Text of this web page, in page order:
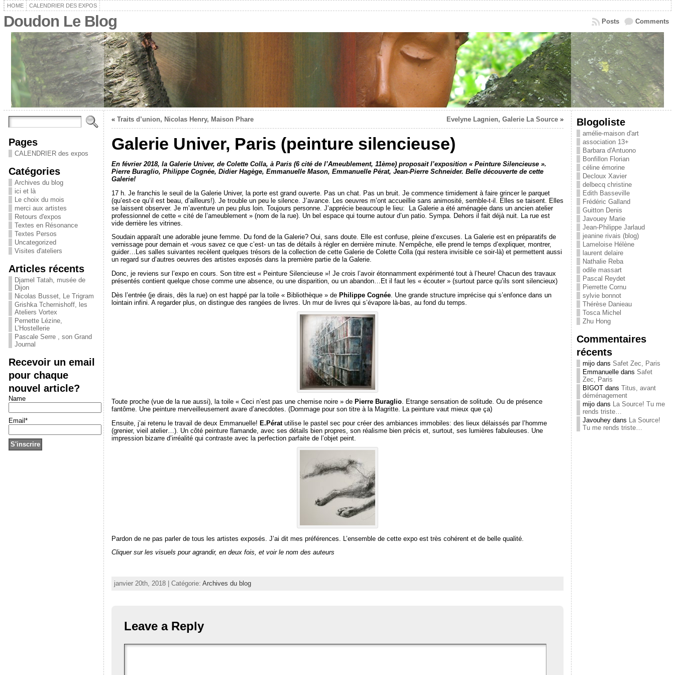
HOME CALENDRIER DES EXPOS
Doudon Le Blog Comments
Posts
Pages
CALENDRIER des expos
Catégories
Archives du blog
ici et là
Le choix du mois
merci aux artistes
Retours d'expos
Textes en Résonance
Textes Persos
Uncategorized
Visites d'ateliers
Articles récents
Djamel Tatah, musée de
Dijon
Nicolas Busset, Le Trigram
Grishka Tchernishoff, les
Ateliers Vortex
Pernette Lézine,
L’Hostellerie
Pascale Serre , son Grand
Journal
Recevoir un email
pour chaque
nouvel article?
Name
Email*
« Traits d’union, Nicolas Henry, Maison Phare Evelyne Lagnien, Galerie La Source»
Galerie Univer, Paris (peinture silencieuse)
En février 2018, la Galerie Univer, de Colette Colla, à Paris (6 cité de l’Ameublement, 11ème) proposait l’exposition « Peinture Silencieuse ».
Pierre Buraglio, Philippe Cognée, Didier Hagège, Emmanuelle Mason, Emmanuelle Pérat, Jean-Pierre Schneider. Belle découverte de cette
Galerie!
17 h. Je franchis le seuil de la Galerie Univer, la porte est grand ouverte. Pas un chat. Pas un bruit. Je commence timidement à faire grincer le parquet
(qu’est-ce qu’il est beau, d’ailleurs!). Je trouble un peu le silence. J’avance. Les oeuvres m’ont accueillie sans animosité, semble-t-il. Elles se taisent. Elles
se laissent observer. Je m’aventure un peu plus loin. Toujours personne. J’apprécie beaucoup le lieu: La Galerie a été aménagée dans un ancien atelier
professionnel de cette « cité de l’ameublement » (nom de la rue). Un bel espace qui tourne autour d’un patio. Sympa. Dehors il fait déjà nuit. La rue est
vide derrière les vitrines.
Soudain apparaît une adorable jeune femme. Du fond de la Galerie? Oui, sans doute. Elle est confuse, pleine d’excuses. La Galerie est en préparatifs de
vernissage pour demain et -vous savez ce que c’est- un tas de détails à régler en dernière minute. N’empêche, elle prend le temps d’expliquer, montrer,
guider…Les salles suivantes recèlent quelques trésors de la collection de cette Galerie de Colette Colla (qui restera invisible ce soir-là) et permettent aussi
un regard sur d’autres oeuvres des artistes exposés dans la première partie de la Galerie.
Donc, je reviens sur l’expo en cours. Son titre est « Peinture Silencieuse »! Je crois l’avoir étonnamment expérimenté tout à l’heure! Chacun des travaux
présentés contient quelque chose comme une absence, ou une disparition, ou un abandon…Et il faut les « écouter » (surtout parce qu’ils sont silencieux)
Dès l’entrée (je dirais, dès la rue) on est happé par la toile « Bibliothèque » de Philippe Cognée. Une grande structure imprécise qui s’enfonce dans un
lointain infini. A regarder plus, on distingue des rangées de livres. Un mur de livres qui s’évapore là-bas, au fond du temps.
Toute proche (vue de la rue aussi), la toile « Ceci n’est pas une chemise noire » de Pierre Buraglio. Etrange sensation de solitude. Ou de présence
fantôme. Une peinture merveilleusement avare d’anecdotes. (Dommage pour son titre à la Magritte. La peinture vaut mieux que ça)
Ensuite, j’ai retenu le travail de deux Emmanuelle! E.Pératutilise le pastel sec pour créer des ambiances immobiles: des lieux délaissés par l’homme
(grenier, vieil atelier…). Un côté peinture flamande, avec ses détails bien propres, son réalisme bien précis et, surtout, ses lumières fabuleuses. Une
impression bizarre d’irréalité qui contraste avec la perfection parfaite de l’objet peint.
Pardon de ne pas parler de tous les artistes exposés. J’ai dit mes préférences. L’ensemble de cette expo est très cohérent et de belle qualité.
Cliquer sur les visuels pour agrandir, en deux fois, et voir le nom des auteurs
janvier 20th, 2018 | Catégorie: Archives du blog
Leave a Reply
Blogoliste
amélie-maison d'art
association 13+
Barbara d'Antuono
Bonfillon Florian
céline émorine
Decloux Xavier
delbecq christine
Edith Basseville
Frédéric Galland
Guitton Denis
Javouey Marie
Jean-Philippe Jarlaud
jeanine rivais (blog)
Lameloise Hélène
laurent delaire
Nathalie Reba
odile massart
Pascal Reydet
Pierrette Cornu
sylvie bonnot
Thérèse Danieau
Tosca Michel
Zhu Hong
Commentaires
récents
mijodans Safet Zec, Paris
Emmanuelledans Safet
Zec, Paris
BIGOTdans Titus, avant
déménagement
mijodans La Source! Tu me
rends triste…
Javouheydans La Source!
Tu me rends triste…